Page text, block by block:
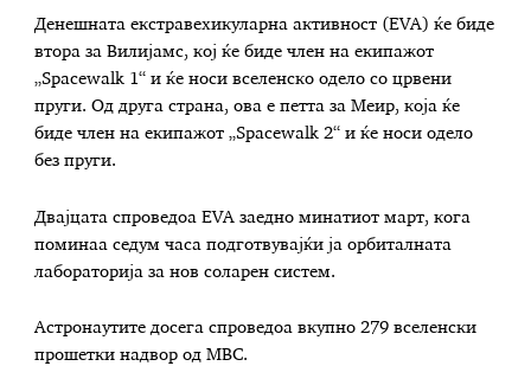
Денешната екстравехикуларна активност (EVA) ќе биде
втора за Вилијамс, кој ќе биде член на екипажот
„Spacewalk 1“ и ќе носи вселенско одело со црвени
пруги. Од друга страна, ова е петта за Меир, која ќе
биде член на екипажот „Spacewalk 2“ и ќе носи одело
без пруги.
Двајцата спроведоа EVA заедно минатиот март, кога
поминаа седум часа подготвувајќи ја орбиталната
лабораторија за нов соларен систем.
Астронаутите досега спроведоа вкупно 279 вселенски
прошетки надвор од МВС.